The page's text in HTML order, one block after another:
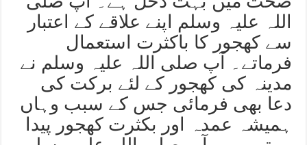
اللہ علیہ وسلم اپنے علاقے کے اعتبار
سے کھجور کا باکثرت استعمال
فرماتے۔ آپ صلی اللہ علیہ وسلم نے
مدینہ کی کھجور کے لئے برکت کی
دعا بھی فرمائی جس کے سبب وہاں
ہمیشہ عمدہ اور بکثرت کھجور پیدا